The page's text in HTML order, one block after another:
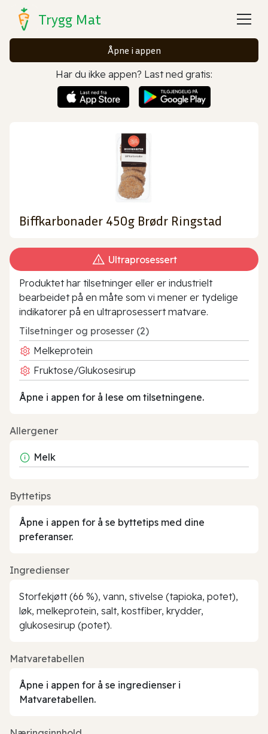
Trygg Mat
Åpne i appen
Har du ikke appen? Last ned gratis:
Biffkarbonader 450g Brødr Ringstad
Ultraprosessert
Produktet har tilsetninger eller er industrielt
bearbeidet på en måte som vi mener er tydelige
indikatorer på en ultraprosessert matvare.
Tilsetninger og prosesser (2)
Melkeprotein
Fruktose/Glukosesirup
Åpne i appen for å lese om tilsetningene.
Allergener
Melk
Byttetips
Åpne i appen for å se byttetips med dine
preferanser.
Ingredienser
Storfekjøtt (66 %), vann, stivelse (tapioka, potet),
løk, melkeprotein, salt, kostfiber, krydder,
glukosesirup (potet).
Matvaretabellen
Åpne i appen for å se ingredienser i
Matvaretabellen.